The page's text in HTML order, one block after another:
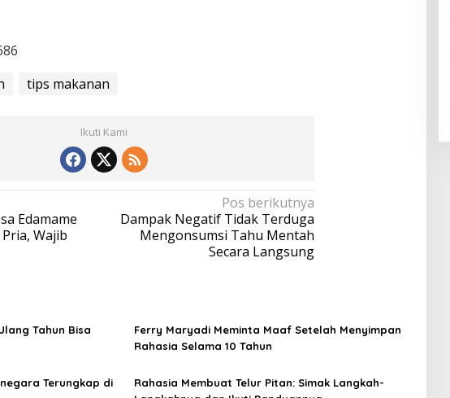
tips makanan
Ikuti Kami
Edamame
Wajib
Pos berikutnya
Dampak Negatif Tidak Terduga
Mengonsumsi Tahu Mentah
Secara Langsung
Tahun Bisa
Ferry Maryadi Meminta Maaf Setelah Menyimpan
Rahasia Selama 10 Tahun
Terungkap di
Rahasia Membuat Telur Pitan: Simak Langkah-